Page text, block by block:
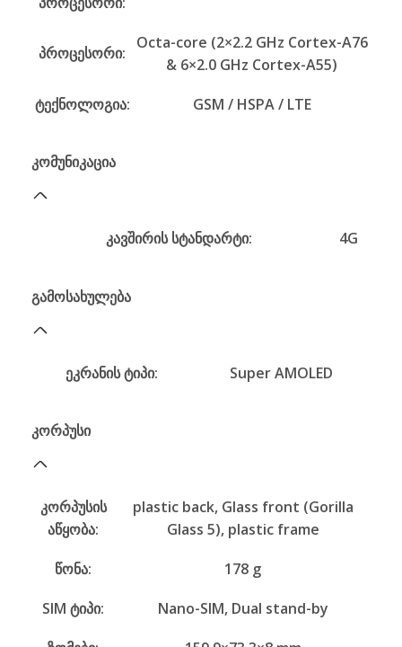
პროცესორი:
Octa-core (2×2.2 GHz Cortex-A76
& 6×2.0 GHz Cortex-A55)
ტექნოლოგია:
GSM / HSPA / LTE
კომუნიკაცია
კავშირის სტანდარტი: 4G
გამოსახულება
ეკრანის ტიპი: Super AMOLED
კორპუსი
კორპუსის
აწყობა:
plastic back, Glass front (Gorilla
Glass 5), plastic frame
წონა:
178 g
SIM ტიპი:
Nano-SIM, Dual stand-by